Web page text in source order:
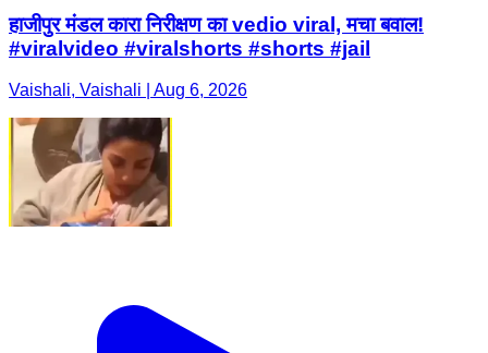
हाजीपुर मंडल कारा निरीक्षण का vedio viral, मचा बवाल!
#viralvideo #viralshorts #shorts #jail
Vaishali, Vaishali | Aug 6, 2026